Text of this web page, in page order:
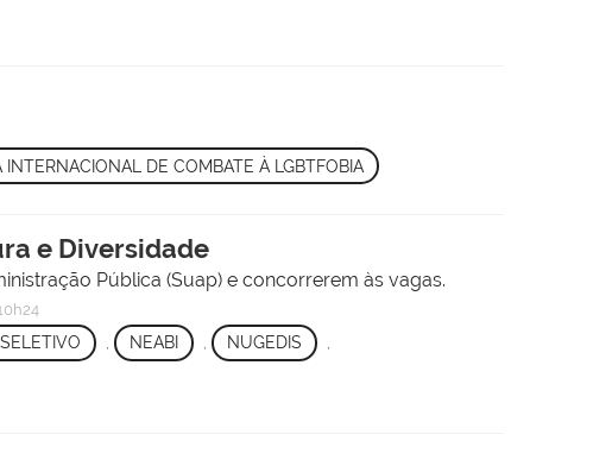
INTERNACIONAL DE COMBATE À LGBTFOBIA
e Diversidade
Pública (Suap) e concorrerem às vagas.
, NEABI , NUGEDIS ,